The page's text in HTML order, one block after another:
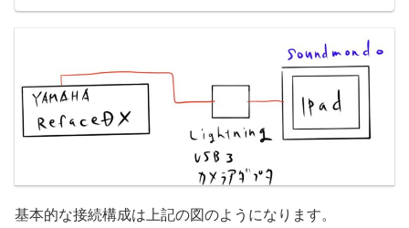
基本的な接続構成は上記の図のようになります。